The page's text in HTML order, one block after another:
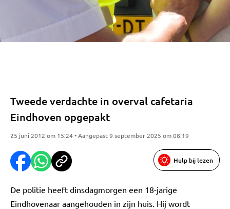
Tweede verdachte in overval cafetaria
Eindhoven opgepakt
25 juni 2012 om 15:24 • Aangepast 9 september 2025 om 08:19
Hulp bij lezen
De politie heeft dinsdagmorgen een 18-jarige
Eindhovenaar aangehouden in zijn huis. Hij wordt